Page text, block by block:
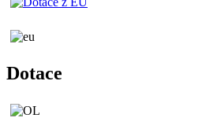
Dotace